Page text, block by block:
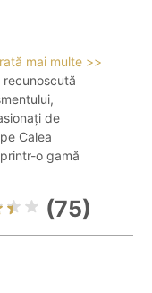
mai multe >>
recunoscută
de
Calea
o gamă
(75)